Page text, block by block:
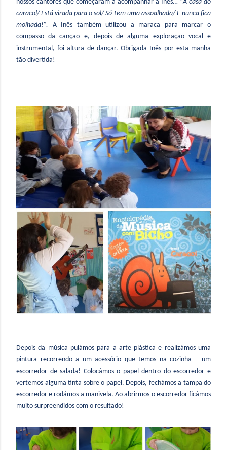
nossos cantores que começaram a acompanhar a Inês… “A casa do
caracol/ Está virada para o sol/ Só tem uma assoalhada/ E nunca fica
molhada!”. A Inês também utilizou a maraca para marcar o
compasso da canção e, depois de alguma exploração vocal e
instrumental, foi altura de dançar. Obrigada Inês por esta manhã
tão divertida!
Depois da música pulámos para a arte plástica e realizámos uma
pintura recorrendo a um acessório que temos na cozinha – um
escorredor de salada! Colocámos o papel dentro do escorredor e
vertemos alguma tinta sobre o papel. Depois, fechámos a tampa do
escorredor e rodámos a manivela. Ao abrirmos o escorredor ficámos
muito surpreendidos com o resultado!